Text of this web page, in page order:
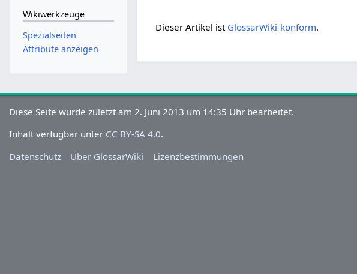
Dieser Artikel ist GlossarWiki-konform.
Wikiwerkzeuge
Spezialseiten
Attribute anzeigen
Diese Seite wurde zuletzt am 2. Juni 2013 um 14:35 Uhr bearbeitet.
Inhalt verfügbar unter CC BY-SA 4.0.
Datenschutz
Über GlossarWiki Lizenzbestimmungen